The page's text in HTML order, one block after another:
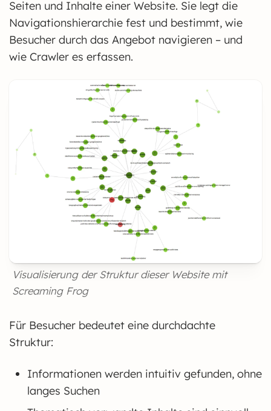
Seiten und Inhalte einer Website. Sie legt die
Navigationshierarchie fest und bestimmt, wie
Besucher durch das Angebot navigieren – und
wie Crawler es erfassen.
Visualisierung der Struktur dieser Website mit
Screaming Frog
Für Besucher bedeutet eine durchdachte
Struktur:
Informationen werden intuitiv gefunden, ohne
langes Suchen